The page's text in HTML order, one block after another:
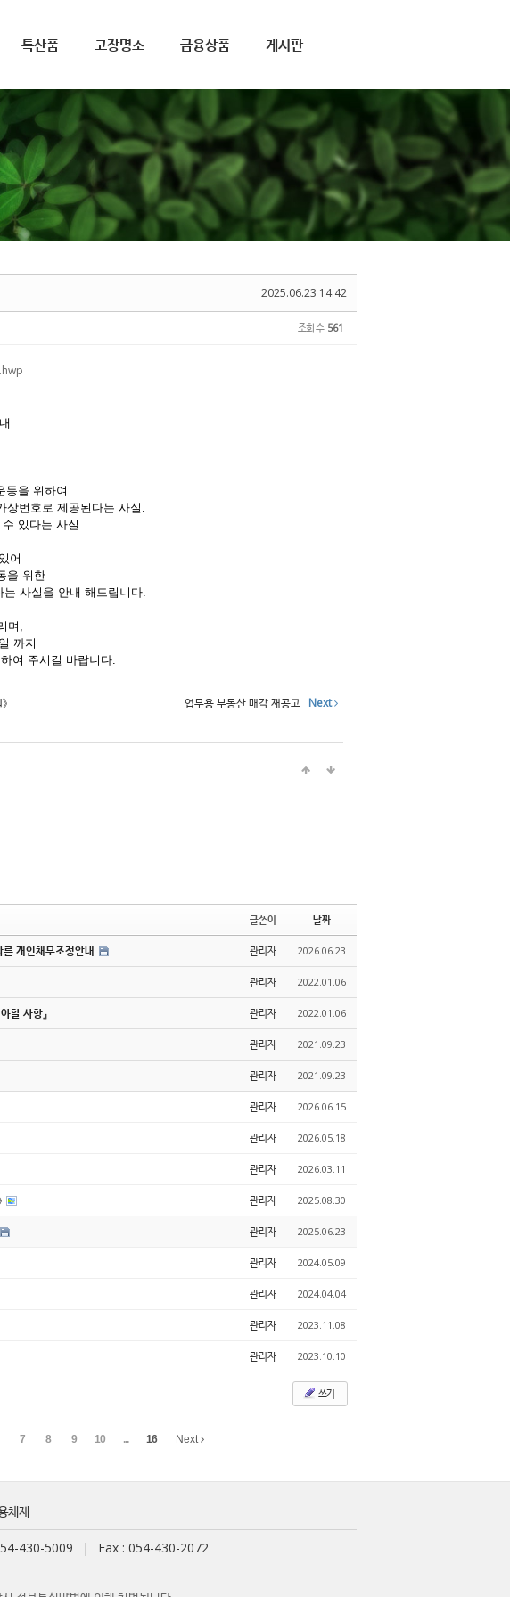
특산품 고장명소 금융상품 게시판
2025.06.23 14:42
조회 수 561
동을 위하여
호로 제공된다는 사실.
있다는 사실.
어
을 위한
사실을 안내 해드립니다.
며,
까지
여 주시길 바랍니다.
업무용 부동산 매각 재공고 Next
글쓴이 날짜
른 개인채무조정안내 관리자 2026.06.23
관리자 2022.01.06
할 사항』 관리자 2022.01.06
관리자 2021.09.23
관리자 2021.09.23
관리자 2026.06.15
관리자 2026.05.18
관리자 2026.03.11
관리자 2025.08.30
관리자 2025.06.23
관리자 2024.05.09
관리자 2024.04.04
관리자 2023.11.08
관리자 2023.10.10
쓰기
7 8 9 10 ... 16 Next
체제
430-5009 |
Fax : 054-430-2072